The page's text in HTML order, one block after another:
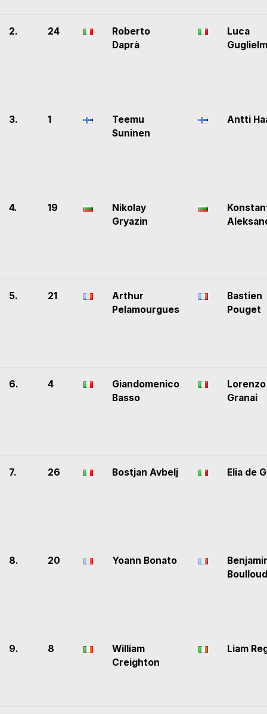
2. 24
Roberto
Daprà
Luca
3. 1
Teemu
Suninen
Antti
4. 19
Nikolay
Gryazin
5. 21
Arthur
Pelamourgues
Bastien
Pouget
6. 4
Giandomenico
Basso
Lorenzo
Granai
7. 26 Bostjan Avbelj Elia de
8. 20 Yoann Bonato
Boulloud
9. 8
William
Creighton
Liam